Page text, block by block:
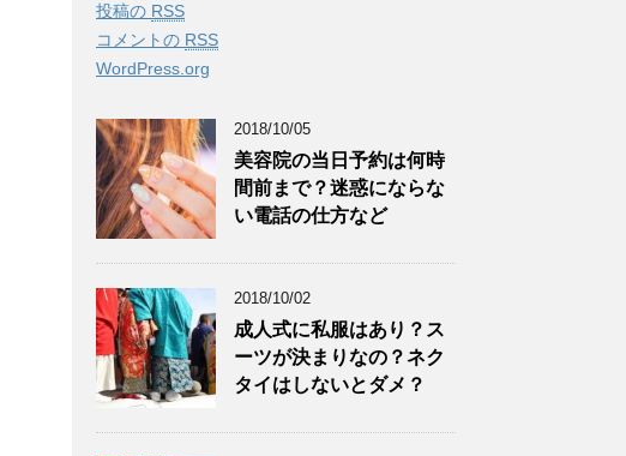
投稿の RSS
コメントの RSS
WordPress.org
2018/10/05
美容院の当日予約は何時
間前まで？迷惑にならな
い電話の仕方など
2018/10/02
成人式に私服はあり？ス
ーツが決まりなの？ネク
タイはしないとダメ？